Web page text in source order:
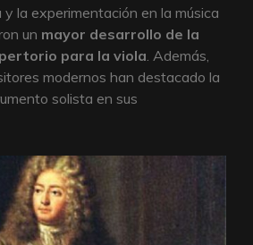
la experimentación en la música
un mayor desarrollo de la
para la viola . Además,
modernos han destacado la
solista en sus